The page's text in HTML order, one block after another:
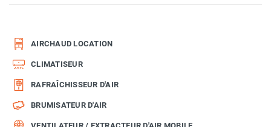
AIRCHAUD LOCATION
CLIMATISEUR
RAFRAÎCHISSEUR D'AIR
BRUMISATEUR D'AIR